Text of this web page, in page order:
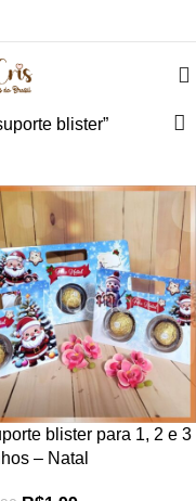
blister”
blister para 1, 2 e 3
– Natal